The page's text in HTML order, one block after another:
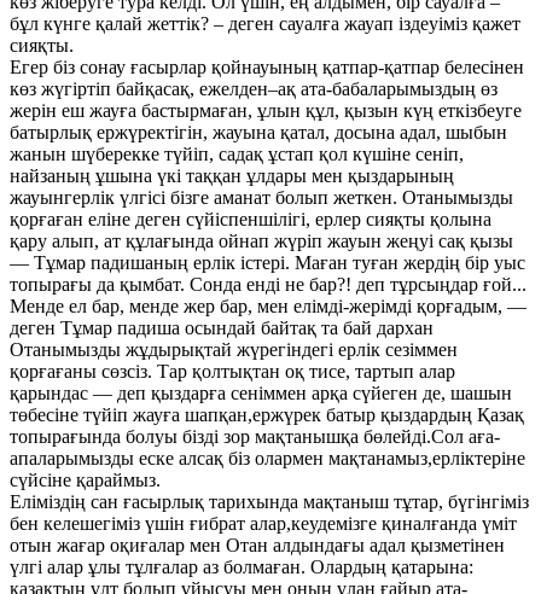
бұл күнге қалай жеттік? – деген сауалға жауап іздеуіміз қажет
сияқты.
Егер біз сонау ғасырлар қойнауының қатпар-қатпар белесінен
көз жүгіртіп байқасақ, ежелден–ақ ата-бабаларымыздың өз
жерін еш жауға бастырмаған, ұлын құл, қызын күң еткізбеуге
батырлық ержүректігін, жауына қатал, досына адал, шыбын
жанын шүберекке түйіп, садақ ұстап қол күшіне сеніп,
найзаның ұшына үкі таққан ұлдары мен қыздарының
жауынгерлік үлгісі бізге аманат болып жеткен. Отанымызды
қорғаған еліне деген сүйіспеншілігі, ерлер сияқты қолына
қару алып, ат құлағында ойнап жүріп жауын жеңуі сақ қызы
— Тұмар падишаның ерлік істері. Маған туған жердің бір уыс
топырағы да қымбат. Сонда енді не бар?! деп тұрсыңдар ғой...
Менде ел бар, менде жер бар, мен елімді-жерімді қорғадым, —
деген Тұмар падиша осындай байтақ та бай дархан
Отанымызды жұдырықтай жүрегіндегі ерлік сезіммен
қорғағаны сөзсіз. Тар қолтықтан оқ тисе, тартып алар
қарындас — деп қыздарға сеніммен арқа сүйеген де, шашын
төбесіне түйіп жауға шапқан,ержүрек батыр қыздардың Қазақ
топырағында болуы бізді зор мақтанышқа бөлейді.Сол аға-
апаларымызды еске алсақ біз олармен мақтанамыз,ерліктеріне
сүйсіне қараймыз.
Еліміздің сан ғасырлық тарихында мақтаныш тұтар, бүгінгіміз
бен келешегіміз үшін ғибрат алар,кеудемізге қиналғанда үміт
отын жағар оқиғалар мен Отан алдындағы адал қызметінен
үлгі алар ұлы тұлғалар аз болмаған. Олардың қатарына:
қазақтың ұлт болып ұйысуы мен оның ұлан ғайыр ата-